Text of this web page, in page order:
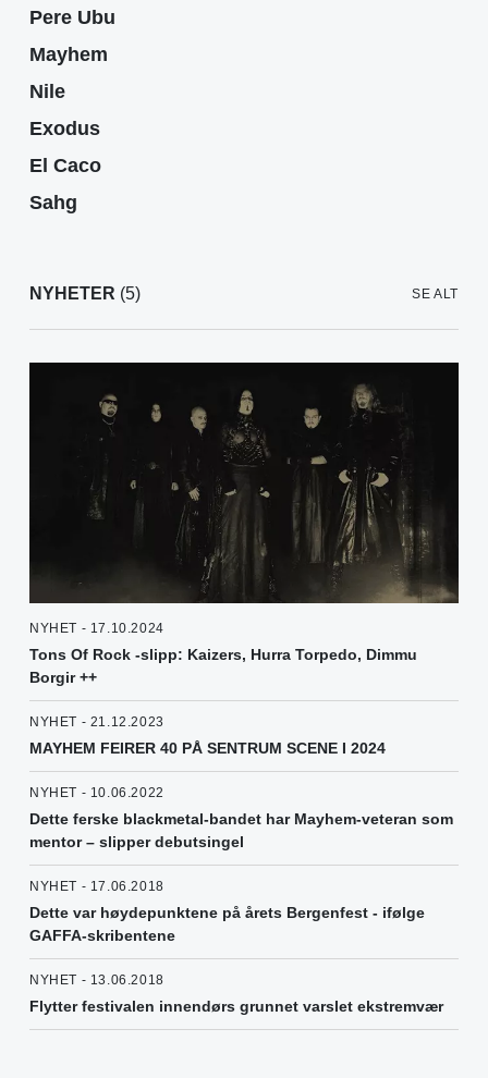
Pere Ubu
Mayhem
Nile
Exodus
El Caco
Sahg
NYHETER (5) SE ALT
NYHET - 17.10.2024
Tons Of Rock -slipp: Kaizers, Hurra Torpedo, Dimmu
Borgir ++
NYHET - 21.12.2023
MAYHEM FEIRER 40 PÅ SENTRUM SCENE I 2024
NYHET - 10.06.2022
Dette ferske blackmetal-bandet har Mayhem-veteran som
mentor – slipper debutsingel
NYHET - 17.06.2018
Dette var høydepunktene på årets Bergenfest - ifølge
GAFFA-skribentene
NYHET - 13.06.2018
Flytter festivalen innendørs grunnet varslet ekstremvær